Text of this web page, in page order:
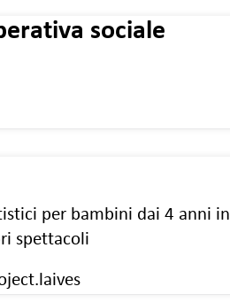
sociale
per bambini dai 4 anni in
spettacoli